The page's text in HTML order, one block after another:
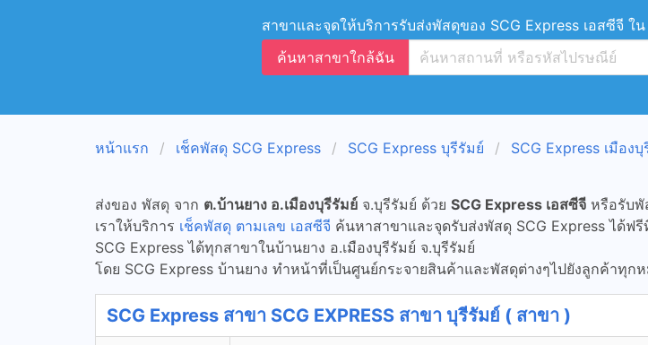
สาขาและจุดให้บริการรับส่งพัสดุของ SCG Express เอสซีจี
ค้นหาสาขาใกล้ฉัน
หน้าแรก เช็คพัสดุ SCG Express SCG Express บุรีรัมย์ SCG Express เมืองบุ
ส่งของ พัสดุ จาก ต.บ้านยาง อ.เมืองบุรีรัมย์ จ.บุรีรัมย์ ด้วย SCG Express เอสซีจี หรือรับพั
เราให้บริการ เช็คพัสดุ ตามเลข เอสซีจี ค้นหาสาขาและจุดรับส่งพัสดุ SCG Express ได้ฟ
SCG Express ได้ทุกสาขาในบ้านยาง อ.เมืองบุรีรัมย์ จ.บุรีรัมย์
โดย SCG Express บ้านยาง ทำหน้าที่เป็นศูนย์กระจายสินค้าและพัสดุต่างๆไปยังลูกค้าทุ
SCG Express สาขา SCG EXPRESS สาขา บุรีรัมย์ ( สาขา )